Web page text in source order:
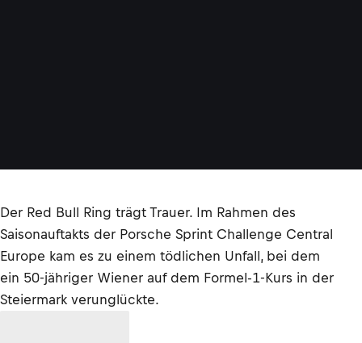
Der Red Bull Ring trägt Trauer. Im Rahmen des
Saisonauftakts der Porsche Sprint Challenge Central
Europe kam es zu einem tödlichen Unfall, bei dem
ein 50-jähriger Wiener auf dem Formel-1-Kurs in der
Steiermark verunglückte.